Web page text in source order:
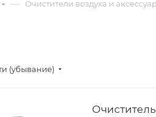
— Очистители воздуха и
(убывание)